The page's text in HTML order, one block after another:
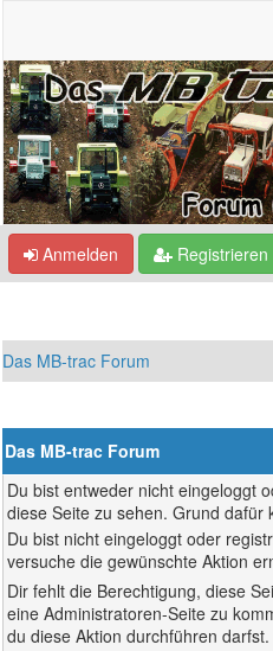
Anmelden Registrieren
Das MB-trac Forum
Das MB-trac Forum
Du bist entweder nicht eingeloggt
diese Seite zu sehen. Grund
Du bist nicht eingeloggt oder
versuche die gewünschte Aktion
Dir fehlt die Berechtigung, diese
eine Administratoren-Seite zu
du diese Aktion durchführen darfst.